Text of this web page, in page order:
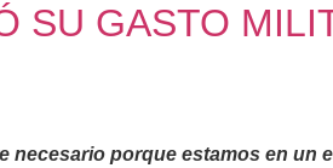
SU GASTO
necesario porque estamos en un